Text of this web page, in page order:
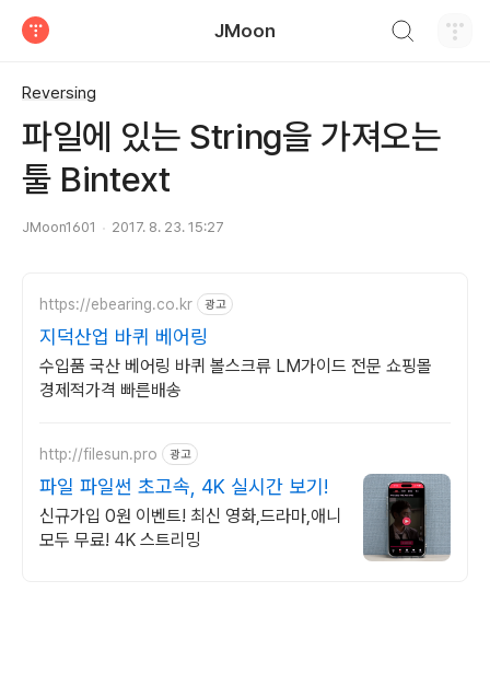
JMoon
Reversing
파일에 있는 String을 가져오는
툴 Bintext
JMoon1601 2017. 8. 23. 15:27
https://ebearing.co.kr 광고
지덕산업 바퀴 베어링
수입품 국산 베어링 바퀴 볼스크류 LM가이드 전문 쇼핑몰
경제적가격 빠른배송
http://filesun.pro 광고
파일 파일썬 초고속, 4K 실시간 보기!
신규가입 0원 이벤트! 최신 영화,드라마,애니
모두 무료! 4K 스트리밍